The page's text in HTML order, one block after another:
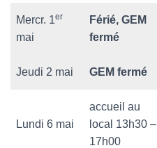
Mercr. 1er
mai
Férié, GEM
fermé
Jeudi 2 mai GEM fermé
Lundi 6 mai
accueil au
local 13h30 –
17h00